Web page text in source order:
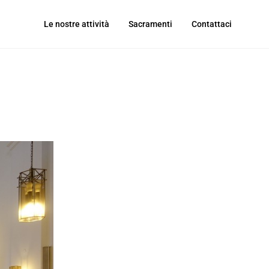
Le nostre attività Sacramenti Contattaci